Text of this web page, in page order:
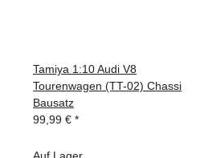
Tamiya 1:10 Audi V8
Tourenwagen (TT-02) Chassi
Bausatz
99,99 € *